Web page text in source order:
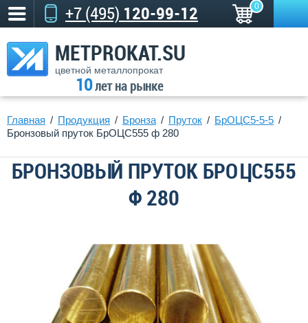
+7 (495) 120-99-12 0
METPROKAT.SU
цветной металлопрокат
10лет на рынке
Главная Продукция Бронза Пруток
БрОЦС5-5-5
Бронзовый пруток БрОЦС555 ф 280
БРОНЗОВЫЙ ПРУТОК БРОЦС555
Ф 280